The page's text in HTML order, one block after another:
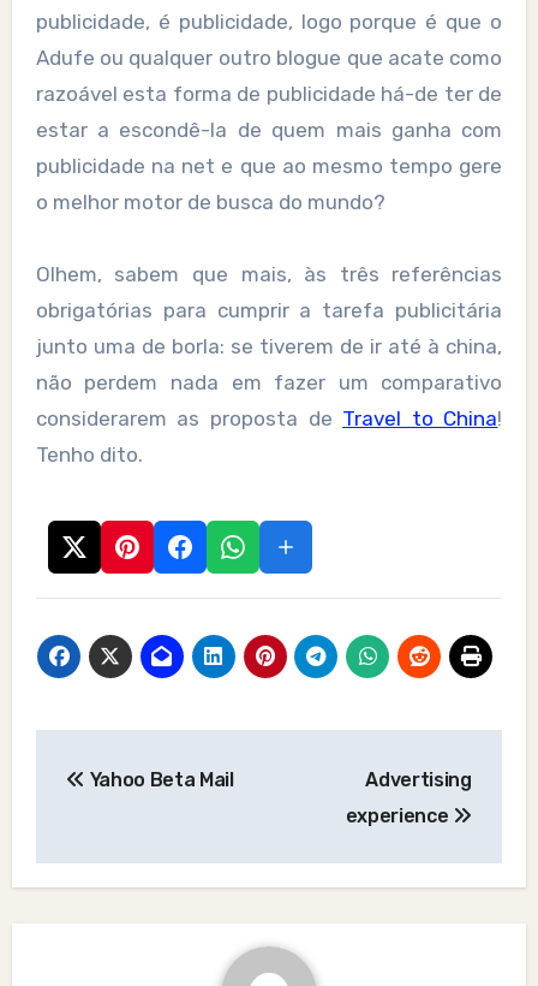
publicidade, é publicidade, logo porque é que o
Adufe ou qualquer outro blogue que acate como
razoável esta forma de publicidade há-de ter de
estar a escondê-la de quem mais ganha com
publicidade na net e que ao mesmo tempo gere
o melhor motor de busca do mundo?
Olhem, sabem que mais, às três referências
obrigatórias para cumprir a tarefa publicitária
junto uma de borla: se tiverem de ir até à china,
não perdem nada em fazer um comparativo
considerarem as proposta de Travel to China!
Tenho dito.
Yahoo Beta Mail
Advertising
experience